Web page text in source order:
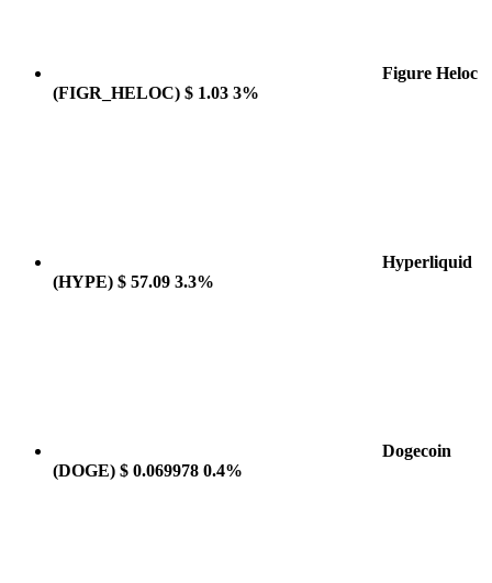
Figure Heloc
(FIGR_HELOC) $ 1.03 3%
Hyperliquid
(HYPE) $ 57.09 3.3%
Dogecoin
(DOGE) $ 0.069978 0.4%